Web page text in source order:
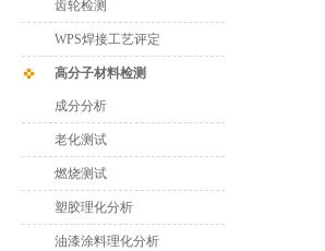
齿轮检测
WPS焊接工艺评定
高分子材料检测
成分分析
老化测试
燃烧测试
塑胶理化分析
油漆涂料理化分析